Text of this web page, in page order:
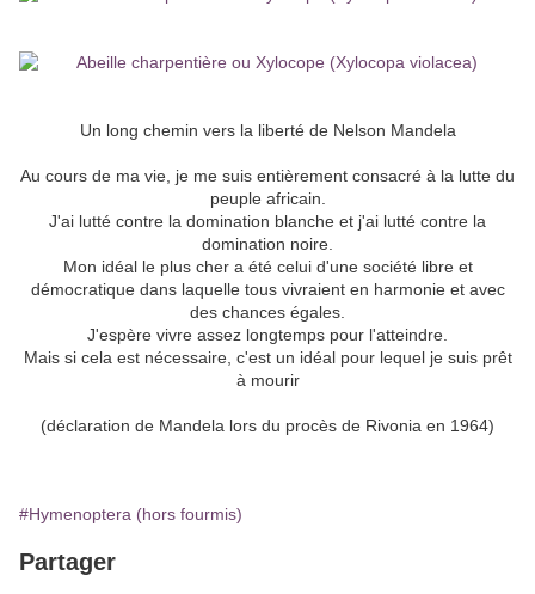
Un long chemin vers la liberté de Nelson Mandela
Au cours de ma vie, je me suis entièrement consacré à la lutte du
peuple africain.
J'ai lutté contre la domination blanche et j'ai lutté contre la
domination noire.
Mon idéal le plus cher a été celui d'une société libre et
démocratique dans laquelle tous vivraient en harmonie et avec
des chances égales.
J'espère vivre assez longtemps pour l'atteindre.
Mais si cela est nécessaire, c'est un idéal pour lequel je suis prêt
à mourir
(déclaration de Mandela lors du procès de Rivonia en 1964)
#Hymenoptera (hors fourmis)
Partager